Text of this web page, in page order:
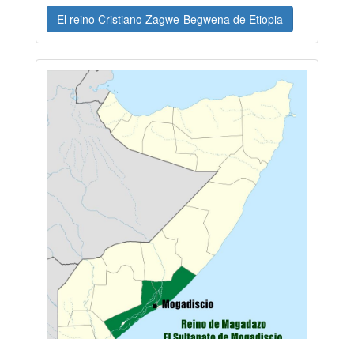
El reino Cristiano Zagwe-Begwena de Etiopia